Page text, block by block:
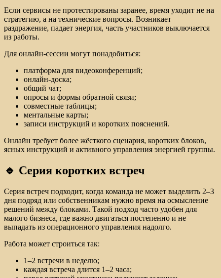
Если сервисы не протестированы заранее, время уходит не на
стратегию, а на технические вопросы. Возникает
раздражение, падает энергия, часть участников выключается
из работы.
Для онлайн-сессии могут понадобиться:
платформа для видеоконференций;
онлайн-доска;
общий чат;
опросы и формы обратной связи;
совместные таблицы;
ментальные карты;
записи инструкций и коротких пояснений.
Онлайн требует более жёсткого сценария, коротких блоков,
ясных инструкций и активного управления энергией группы.
🔹 Серия коротких встреч
Серия встреч подходит, когда команда не может выделить 2–3
дня подряд или собственникам нужно время на осмысление
решений между блоками. Такой подход часто удобен для
малого бизнеса, где важно двигаться постепенно и не
выпадать из операционного управления надолго.
Работа может строиться так:
1–2 встречи в неделю;
каждая встреча длится 1–2 часа;